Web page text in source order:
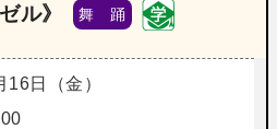
ル》 舞 踊
16日（金）